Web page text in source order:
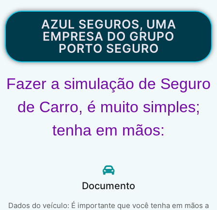
AZUL SEGUROS, UMA
EMPRESA DO GRUPO
PORTO SEGURO
Fazer a simulação de Seguro
de Carro, é muito simples;
tenha em mãos:
Documento
Dados do veículo: É importante que você tenha em mãos a